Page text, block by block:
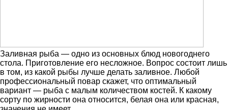
Заливная рыба — одно из основных блюд новогоднего
стола. Приготовление его несложное. Вопрос состоит лишь
в том, из какой рыбы лучше делать заливное. Любой
профессиональный повар скажет, что оптимальный
вариант — рыба с малым количеством костей. К какому
сорту по жирности она относится, белая она или красная,